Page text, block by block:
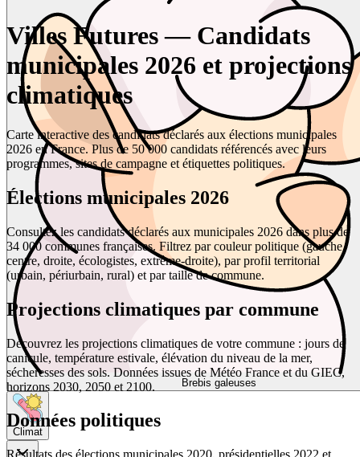
Brebis galeuses
Climat
Villes Futures — Candidats
municipales 2026 et projections
climatiques
Carte interactive des candidats déclarés aux élections municipales
2026 en France. Plus de 50 000 candidats référencés avec leurs
programmes, sites de campagne et étiquettes politiques.
Élections municipales 2026
Consultez les candidats déclarés aux municipales 2026 dans plus de
34 000 communes françaises. Filtrez par couleur politique (gauche,
centre, droite, écologistes, extrême-droite), par profil territorial
(urbain, périurbain, rural) et par taille de commune.
Projections climatiques par commune
Découvrez les projections climatiques de votre commune : jours de
canicule, température estivale, élévation du niveau de la mer,
sécheresses des sols. Données issues de Météo France et du GIEC,
horizons 2030, 2050 et 2100.
Données politiques